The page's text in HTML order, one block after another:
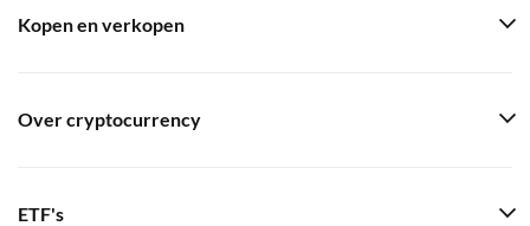
Kopen en verkopen
Over cryptocurrency
ETF's